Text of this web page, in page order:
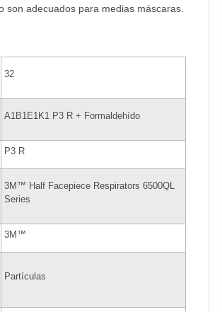
son adecuados para medias máscaras.
32
A1B1E1K1 P3 R + Formaldehído
P3 R
3M™ Half Facepiece Respirators 6500QL
Series
3M™
Partículas